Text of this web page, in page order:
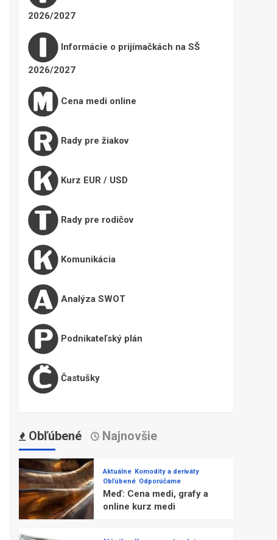
2026/2027
Informácie o prijímačkách na SŠ
2026/2027
Cena medi online
Rady pre žiakov
Kurz EUR / USD
Rady pre rodičov
Komunikácia
Analýza SWOT
Podnikateľský plán
Častušky
Obľúbené Najnovšie
Aktuálne Komodity a deriváty
Obľúbené Odporúčame
Meď: Cena medi, grafy a
online kurz medi